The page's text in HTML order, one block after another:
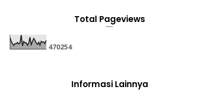
Total Pageviews
470254
Informasi Lainnya